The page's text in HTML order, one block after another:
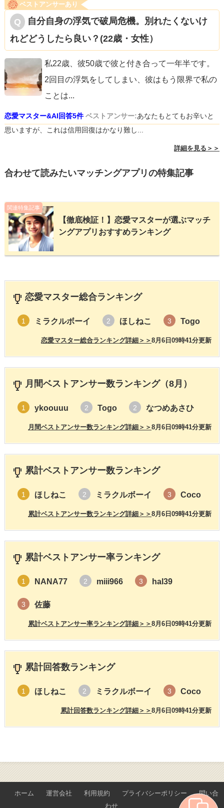
ベストアンサーあり
自分自身の浮気で破局危機。別れたくないけ
れどどうしたら良い？(22歳・女性）
私22歳、彼50歳で彼と付き合って一年半です。
2回目の浮気をしてしまい、彼はもう限界で私の
ことは...
恋愛マスター&AI回答5件 ベストアンサー:あなたもとてもお辛いと
思いますが、これは信用回復はかなり難し...
詳細を見る＞＞
合わせて読みたいマッチングアプリの特集記事
関連特集記事
【徹底検証！】恋愛マスターが選ぶマッチ
ングアプリおすすめランキング
恋愛マスター総合ランキング
1 ミラクルボーイ 2 ほしねこ 3 Togo
8月6日09時41分更新
恋愛マスター総合ランキング詳細＞＞
月間ベストアンサー数ランキング（8月）
1 ykoouuu 2 Togo 2 なつめあさひ
8月6日09時41分更新
月間ベストアンサー数ランキング詳細＞＞
累計ベストアンサー数ランキング
1 ほしねこ 2 ミラクルボーイ 3 Coco
8月6日09時41分更新
累計ベストアンサー数ランキング詳細＞＞
累計ベストアンサー率ランキング
1 NANA77 2 miii966 3 hal39
3 佐藤
8月6日09時41分更新
累計ベストアンサー率ランキング詳細＞＞
累計回答数ランキング
1 ほしねこ 2 ミラクルボーイ 3 Coco
8月6日09時41分更新
累計回答数ランキング詳細＞＞
ホーム 運営会社 利用規約 プライバシーポリシー
問い合
わせ